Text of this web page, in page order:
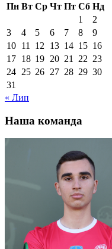
Пн Вт Ср Чт Пт Сб Нд
1
2
3
4 5 6 7 8
9
10 11 12 13 14 15 16
17 18 19 20 21 22 23
24 25 26 27 28 29 30
31
« Лип
Наша команда